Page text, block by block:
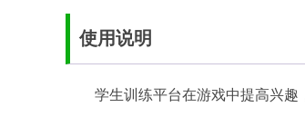
使用说明
学生训练平台在游戏中提高兴